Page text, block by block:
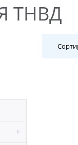
ТНВД